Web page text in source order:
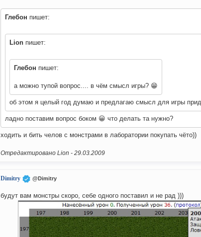
Глебон пишет:
Lion пишет:
Глебон пишет:
а можно тупой вопрос.... в чём смысл игры? 😁
об этом я целый год думаю и предлагаю смысл для игры
ладно поставим вопрос боком 😀 что делать та нужно?
ходить и бить челов с монстрами в лаборатории покупать чёто))
Отредактировано Lion - 29.03.2009
Dimitry @Dimitry
будут вам монстры скоро, себе одного поставил и не рад )))